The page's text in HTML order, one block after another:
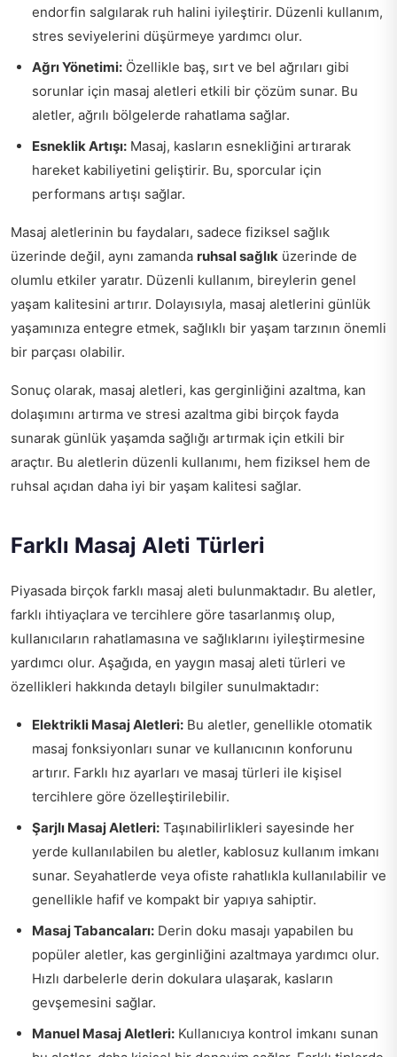
endorfin salgılarak ruh halini iyileştirir. Düzenli kullanım,
stres seviyelerini düşürmeye yardımcı olur.
Ağrı Yönetimi: Özellikle baş, sırt ve bel ağrıları gibi
sorunlar için masaj aletleri etkili bir çözüm sunar. Bu
aletler, ağrılı bölgelerde rahatlama sağlar.
Esneklik Artışı: Masaj, kasların esnekliğini artırarak
hareket kabiliyetini geliştirir. Bu, sporcular için
performans artışı sağlar.
Masaj aletlerinin bu faydaları, sadece fiziksel sağlık
üzerinde değil, aynı zamanda ruhsal sağlık üzerinde de
olumlu etkiler yaratır. Düzenli kullanım, bireylerin genel
yaşam kalitesini artırır. Dolayısıyla, masaj aletlerini günlük
yaşamınıza entegre etmek, sağlıklı bir yaşam tarzının önemli
bir parçası olabilir.
Sonuç olarak, masaj aletleri, kas gerginliğini azaltma, kan
dolaşımını artırma ve stresi azaltma gibi birçok fayda
sunarak günlük yaşamda sağlığı artırmak için etkili bir
araçtır. Bu aletlerin düzenli kullanımı, hem fiziksel hem de
ruhsal açıdan daha iyi bir yaşam kalitesi sağlar.
Farklı Masaj Aleti Türleri
Piyasada birçok farklı masaj aleti bulunmaktadır. Bu aletler,
farklı ihtiyaçlara ve tercihlere göre tasarlanmış olup,
kullanıcıların rahatlamasına ve sağlıklarını iyileştirmesine
yardımcı olur. Aşağıda, en yaygın masaj aleti türleri ve
özellikleri hakkında detaylı bilgiler sunulmaktadır:
Elektrikli Masaj Aletleri: Bu aletler, genellikle otomatik
masaj fonksiyonları sunar ve kullanıcının konforunu
artırır. Farklı hız ayarları ve masaj türleri ile kişisel
tercihlere göre özelleştirilebilir.
Şarjlı Masaj Aletleri: Taşınabilirlikleri sayesinde her
yerde kullanılabilen bu aletler, kablosuz kullanım imkanı
sunar. Seyahatlerde veya ofiste rahatlıkla kullanılabilir ve
genellikle hafif ve kompakt bir yapıya sahiptir.
Masaj Tabancaları: Derin doku masajı yapabilen bu
popüler aletler, kas gerginliğini azaltmaya yardımcı olur.
Hızlı darbelerle derin dokulara ulaşarak, kasların
gevşemesini sağlar.
Manuel Masaj Aletleri: Kullanıcıya kontrol imkanı sunan